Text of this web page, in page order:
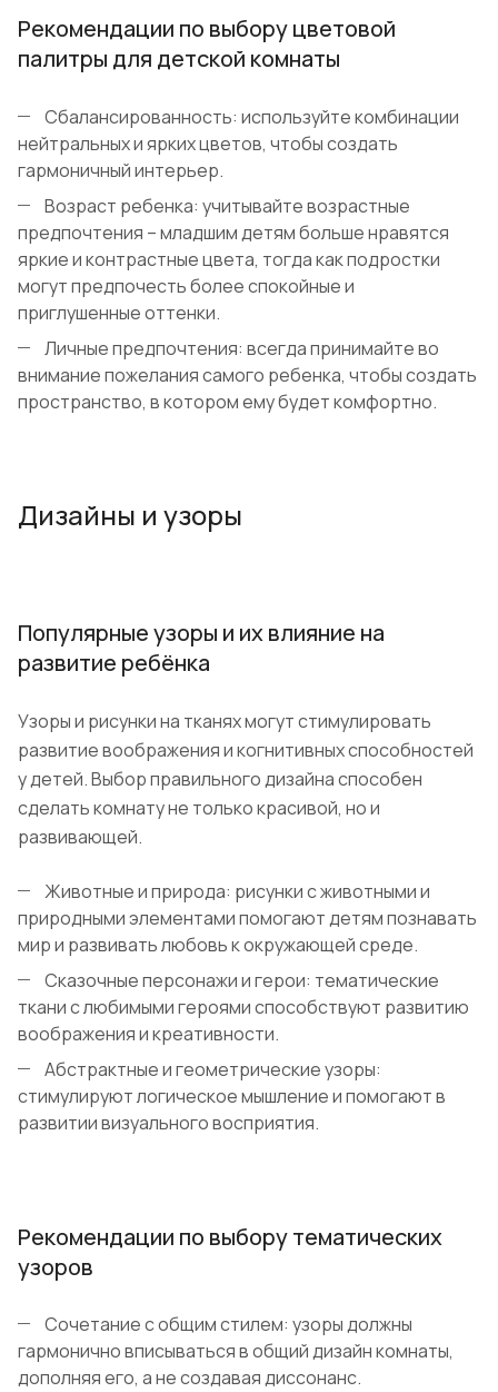
Рекомендации по выбору цветовой
палитры для детской комнаты
Сбалансированность: используйте комбинации
нейтральных и ярких цветов, чтобы создать
гармоничный интерьер.
Возраст ребенка: учитывайте возрастные
предпочтения – младшим детям больше нравятся
яркие и контрастные цвета, тогда как подростки
могут предпочесть более спокойные и
приглушенные оттенки.
Личные предпочтения: всегда принимайте во
внимание пожелания самого ребенка, чтобы создать
пространство, в котором ему будет комфортно.
Дизайны и узоры
Популярные узоры и их влияние на
развитие ребёнка
Узоры и рисунки на тканях могут стимулировать
развитие воображения и когнитивных способностей
у детей. Выбор правильного дизайна способен
сделать комнату не только красивой, но и
развивающей.
Животные и природа: рисунки с животными и
природными элементами помогают детям познавать
мир и развивать любовь к окружающей среде.
Сказочные персонажи и герои: тематические
ткани с любимыми героями способствуют развитию
воображения и креативности.
Абстрактные и геометрические узоры:
стимулируют логическое мышление и помогают в
развитии визуального восприятия.
Рекомендации по выбору тематических
узоров
Сочетание с общим стилем: узоры должны
гармонично вписываться в общий дизайн комнаты,
дополняя его, а не создавая диссонанс.